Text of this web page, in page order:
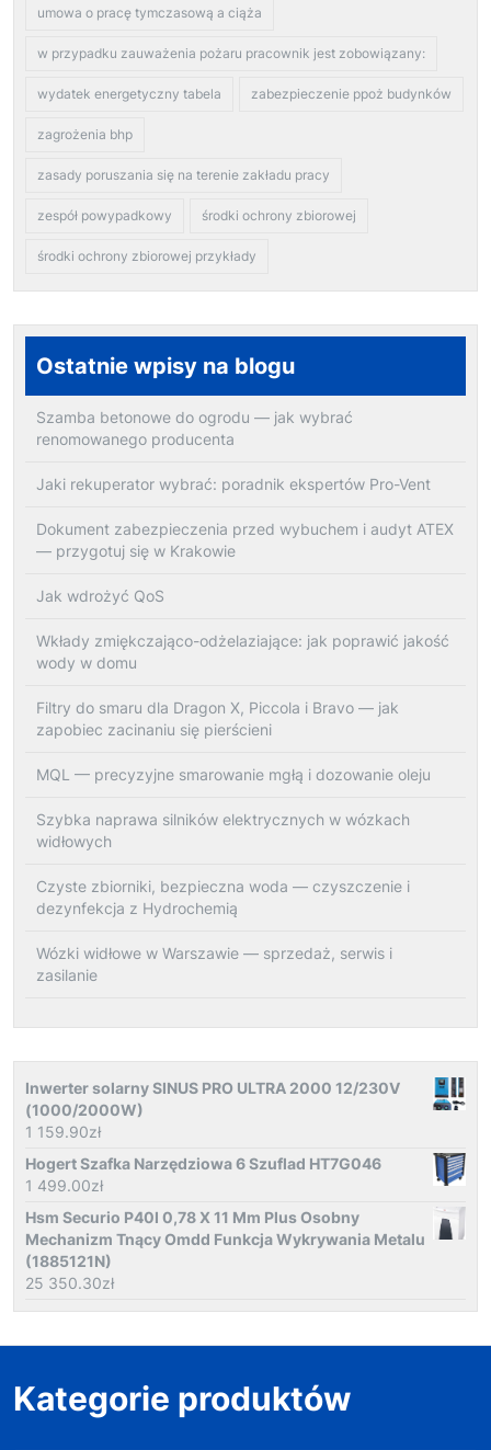
umowa o pracę tymczasową a ciąża
w przypadku zauważenia pożaru pracownik jest zobowiązany:
wydatek energetyczny tabela zabezpieczenie ppoż budynków
zagrożenia bhp
zasady poruszania się na terenie zakładu pracy
zespół powypadkowy środki ochrony zbiorowej
środki ochrony zbiorowej przykłady
Ostatnie wpisy na blogu
Szamba betonowe do ogrodu — jak wybrać
renomowanego producenta
Jaki rekuperator wybrać: poradnik ekspertów Pro-Vent
Dokument zabezpieczenia przed wybuchem i audyt ATEX
— przygotuj się w Krakowie
Jak wdrożyć QoS
Wkłady zmiękczająco-odżelaziające: jak poprawić jakość
wody w domu
Filtry do smaru dla Dragon X, Piccola i Bravo — jak
zapobiec zacinaniu się pierścieni
MQL — precyzyjne smarowanie mgłą i dozowanie oleju
Szybka naprawa silników elektrycznych w wózkach
widłowych
Czyste zbiorniki, bezpieczna woda — czyszczenie i
dezynfekcja z Hydrochemią
Wózki widłowe w Warszawie — sprzedaż, serwis i
zasilanie
Inwerter solarny SINUS PRO ULTRA 2000 12/230V
(1000/2000W)
1 159.90zł
Hogert Szafka Narzędziowa 6 Szuflad HT7G046
1 499.00zł
Hsm Securio P40I 0,78 X 11 Mm Plus Osobny
Mechanizm Tnący Omdd Funkcja Wykrywania Metalu
(1885121N)
25 350.30zł
Kategorie produktów